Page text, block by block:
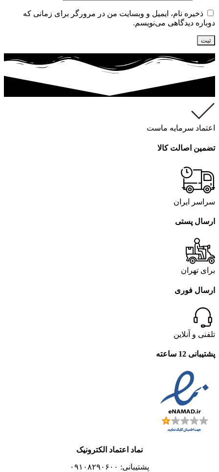
ذخیره نام، ایمیل و وبسایت من در مرورگر برای زمانی که
دوباره دیدگاهی می‌نویسم.
اعتماد سرمایه ماست
تضمین اصالت کالا
سراسر ایران
ارسال پستی
برای تهران
ارسال فوری
تلفنی و آنلاین
پشتیبانی 12 ساعته
نماد اعتماد الکترونیک
پشتیبانی: ۰۹۱۰۸۲۹۰۶۰۰